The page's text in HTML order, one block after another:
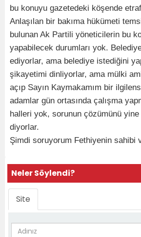
bu konuyu gazetedeki köşende
Anlaşılan bir bakıma hükümeti
bulunan Ak Partili yöneticilerin bu
yapabilecek durumları yok.
ediyorlar, ama belediye istediğini
şikayetimi dinliyorlar, ama mülki
açıp Sayın Kaymakamım bir
adamlar gün ortasında çalışma
halleri yok, sorunun çözümünü
diyorlar.
Şimdi soruyorum Fethiyenin sahibi
Neler Söylendi?
Site